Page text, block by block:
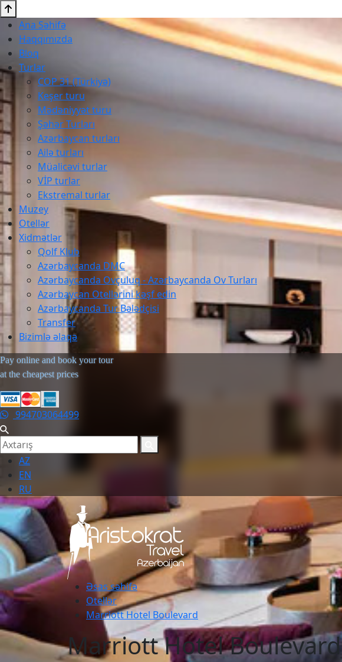
Ana Səhifə
Haqqımızda
Bloq
Turlar
COP 31 (Türkiyə)
Keşer turu
Mədəniyyət turu
Şəhər Turları
Azərbaycan turları
Ailə turları
Müalicəvi turlar
VİP turlar
Ekstremal turlar
Muzey
Otellər
Xidmətlər
Qolf Klub
Azərbaycanda DMC
Azərbaycanda Ovçuluq - Azərbaycanda Ov Turları
Azərbaycan Otellərini kəşf edin
Azərbaycanda Tur Bələdçisi
Transfer
Bizimlə əlaqə
Pay online and book your tour
at the cheapest prices
994703064499
AZ
EN
RU
Əsas səhifə
Otellər
Marriott Hotel Boulevard
Marriott Hotel Boulevard